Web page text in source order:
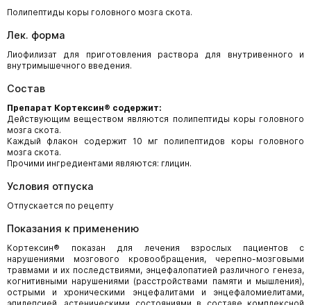
Полипептиды коры головного мозга скота.
Лек. форма
Лиофилизат для приготовления раствора для внутривенного и
внутримышечного введения.
Состав
Препарат Кортексин® содержит:
Действующим веществом являются полипептиды коры головного
мозга скота.
Каждый флакон содержит 10 мг полипептидов коры головного
мозга скота.
Прочими ингредиентами являются: глицин.
Условия отпуска
Отпускается по рецепту
Показания к применению
Кортексин® показан для лечения взрослых пациентов с
нарушениями мозгового кровообращения, черепно-мозговыми
травмами и их последствиями, энцефалопатией различного генеза,
когнитивными нарушениями (расстройствами памяти и мышления),
острыми и хроническими энцефалитами и энцефаломиелитами,